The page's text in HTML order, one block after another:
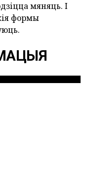
мяняць. І
формы